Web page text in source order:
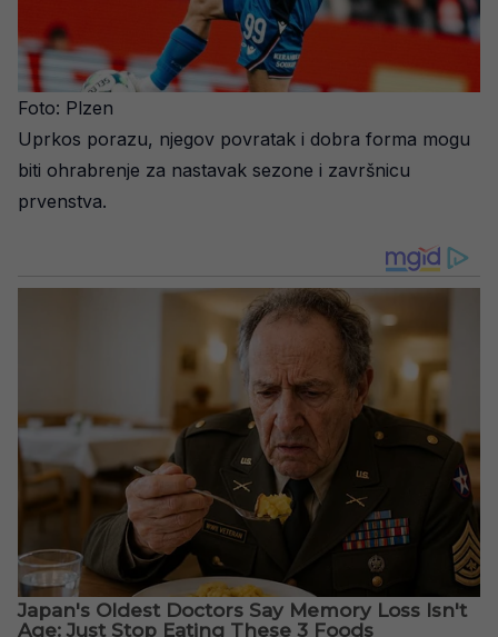
Foto: Plzen
Uprkos porazu, njegov povratak i dobra forma mogu
biti ohrabrenje za nastavak sezone i završnicu
prvenstva.